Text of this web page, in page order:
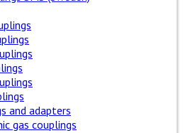
and adapters
gas couplings